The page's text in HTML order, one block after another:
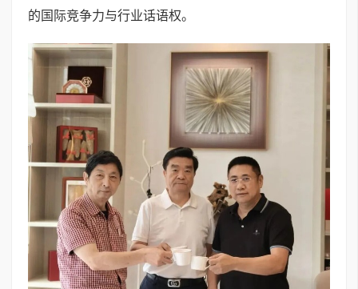
的国际竞争力与行业话语权。